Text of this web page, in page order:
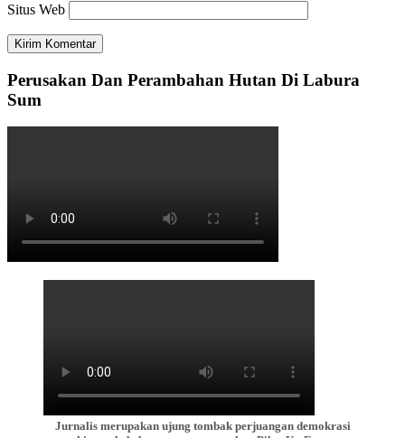
Situs Web
Perusakan Dan Perambahan Hutan Di Labura
Sum
Jurnalis merupakan ujung tombak perjuangan demokrasi